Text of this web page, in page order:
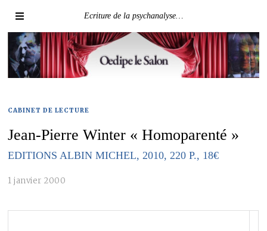
Ecriture de la psychanalyse…
CABINET DE LECTURE
Jean-Pierre Winter « Homoparenté »
EDITIONS ALBIN MICHEL, 2010, 220 P., 18€
1 janvier 2000